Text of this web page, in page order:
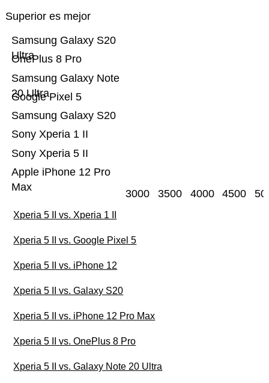
Superior es mejor
Apple iPhone 12 Pro
Max
Sony Xperia 5 II
Sony Xperia 1 II
Samsung Galaxy S20
Google Pixel 5
Samsung Galaxy Note
20 Ultra
OnePlus 8 Pro
Samsung Galaxy S20
Ultra
3000 3500 4000 4500
Xperia 5 II vs. Xperia 1 II
Xperia 5 II vs. Google Pixel 5
Xperia 5 II vs. iPhone 12
Xperia 5 II vs. Galaxy S20
Xperia 5 II vs. iPhone 12 Pro Max
Xperia 5 II vs. OnePlus 8 Pro
Xperia 5 II vs. Galaxy Note 20 Ultra